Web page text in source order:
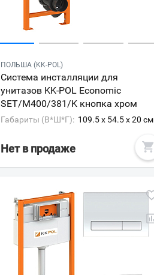
ПОЛЬША (KK-POL)
Система инсталляции для
унитазов KK-POL Economic
SET/M400/381/K кнопка хром
Габариты (В*Ш*Г): 109.5 x 54.5 x 20 см
Нет в продаже
Всё верно